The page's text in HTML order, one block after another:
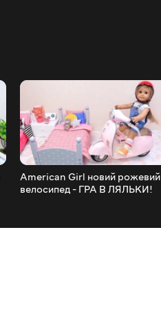
American Girl новий рожевий
велосипед - ГРА В ЛЯЛЬКИ!